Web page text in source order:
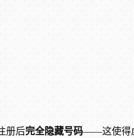
册后完全隐藏号码——这使得